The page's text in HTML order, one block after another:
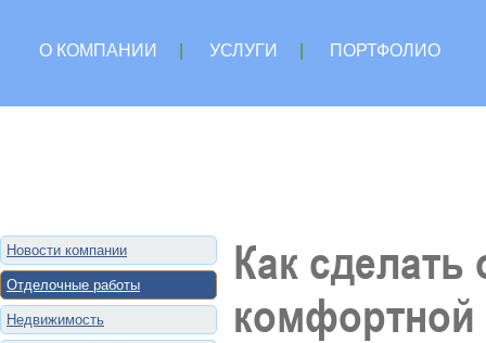
О КОМПАНИИ УСЛУГИ
ПОРТФОЛИО
Новости компании
Отделочные работы
Недвижимость
Как
комфортной